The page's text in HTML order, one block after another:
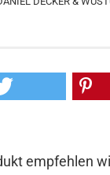
empfehlen